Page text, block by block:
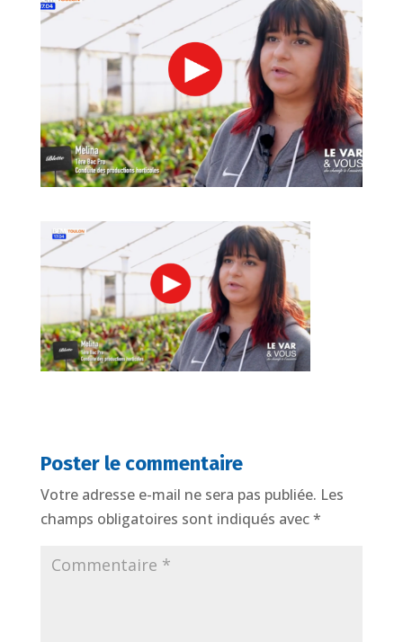
Poster le commentaire
Votre adresse e-mail ne sera pas publiée. Les
champs obligatoires sont indiqués avec*